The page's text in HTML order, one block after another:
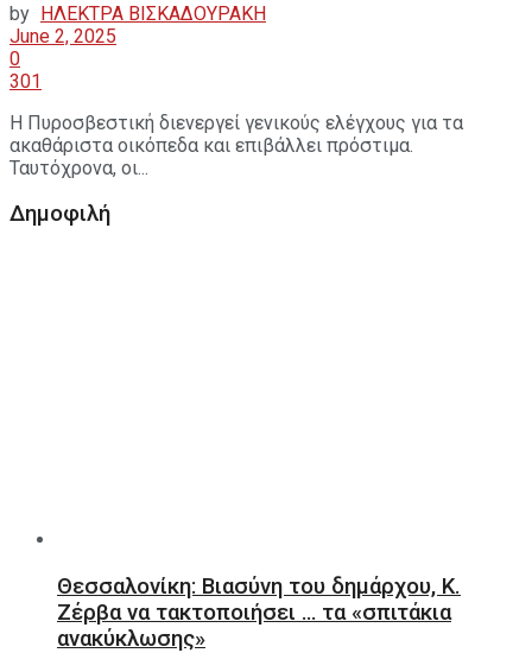
by ΗΛΕΚΤΡΑ ΒΙΣΚΑΔΟΥΡΑΚΗ
June 2, 2025
0
301
Η Πυροσβεστική διενεργεί γενικούς ελέγχους για τα
ακαθάριστα οικόπεδα και επιβάλλει πρόστιμα.
Ταυτόχρονα, οι...
Δημοφιλή
Θεσσαλονίκη: Βιασύνη του δημάρχου, Κ.
Ζέρβα να τακτοποιήσει … τα «σπιτάκια
ανακύκλωσης»